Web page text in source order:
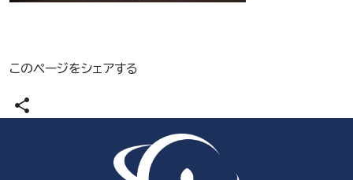
このページをシェアする
share